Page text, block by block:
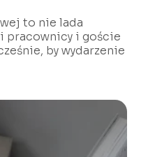
to nie lada
pracownicy i goście
by wydarzenie